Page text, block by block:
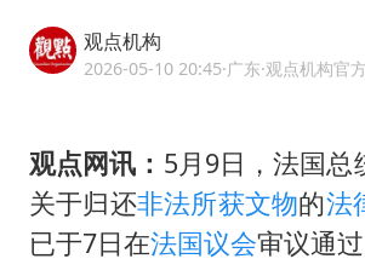
段绚竞因公
“空调24小时
观点机构
2026-05-10 20:45·广东·观点机构官
观点网讯： 5月9日，法国总
关于归还非法所获文物的法
已于7日在法国议会审议通过